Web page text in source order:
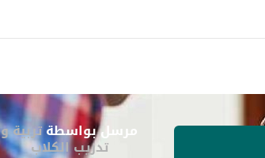
مرسل بواسطةتربية و
تدريب الكلاب